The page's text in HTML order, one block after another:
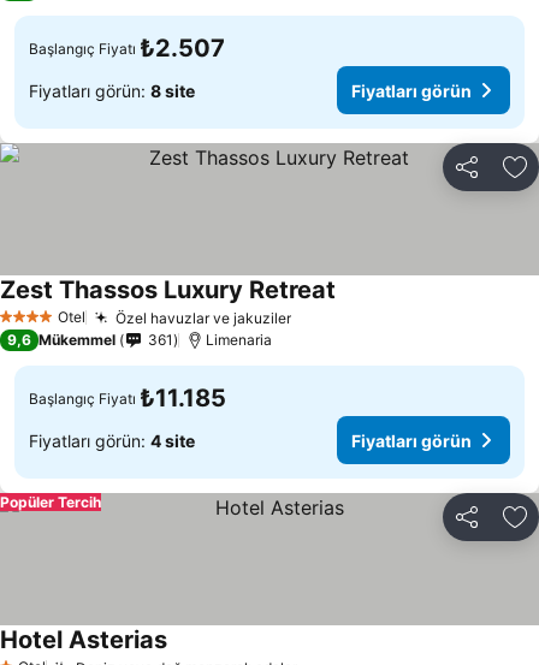
Başlangıç Fiyatı ₺2.507
Fiyatları görün: 8 site Fiyatları görün
Paylaş
4 Yıldız Otel Özel havuzlar ve jakuziler
Zest Thassos Luxury Retreat
9,6 Mükemmel 361 Limenaria
Başlangıç Fiyatı ₺11.185
Fiyatları görün: 4 site Fiyatları görün
Paylaş
Popüler Tercih
Hotel Asterias